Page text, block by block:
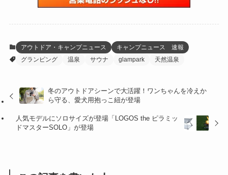
(27) (41)
(47)
(1)
(4)
(16)
(1)
アウトドア・キャンプニュース
キャンプニュース 速報
グランピング
温泉 サウナ glampark 天然温泉
冬のアウトドアシーンで大活躍！ワンちゃんを冷えか
ら守る、愛犬用抱っこ紐が登場
人気モデルにソロサイズが登場「LOGOS the ピラミッ
ドマスターSOLO」が登場